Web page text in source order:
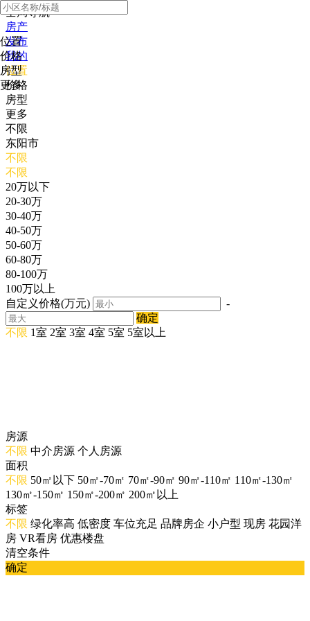
全局导航
房产
发布
我的
位置
价格
房型
更多
位置
价格
房型
更多
不限
东阳市
不限
不限
20万以下
20-30万
30-40万
40-50万
50-60万
60-80万
80-100万
100万以上
自定义价格(万元)
-
确定
不限 1室 2室 3室 4室 5室 5室以上
房源
不限 中介房源 个人房源
面积
不限 50㎡以下 50㎡-70㎡ 70㎡-90㎡ 90㎡-110㎡ 110㎡-130㎡
130㎡-150㎡ 150㎡-200㎡ 200㎡以上
标签
不限 绿化率高 低密度 车位充足 品牌房企 小户型 现房 花园洋
房 VR看房 优惠楼盘
清空条件
确定